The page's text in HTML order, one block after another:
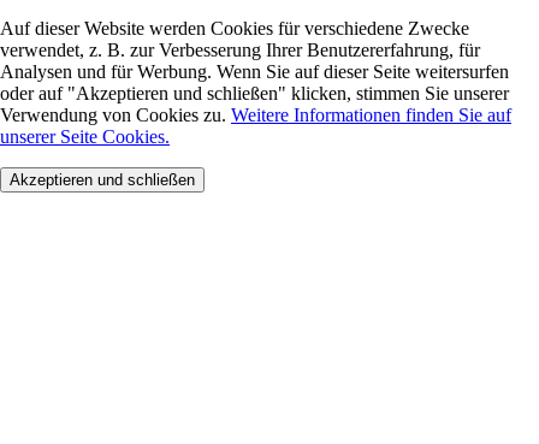
Auf dieser Website werden Cookies für verschiedene Zwecke
verwendet, z. B. zur Verbesserung Ihrer Benutzererfahrung, für
Analysen und für Werbung. Wenn Sie auf dieser Seite weitersurfen
oder auf "Akzeptieren und schließen" klicken, stimmen Sie unserer
Verwendung von Cookies zu. Weitere Informationen finden Sie auf
unserer Seite Cookies.
Akzeptieren und schließen